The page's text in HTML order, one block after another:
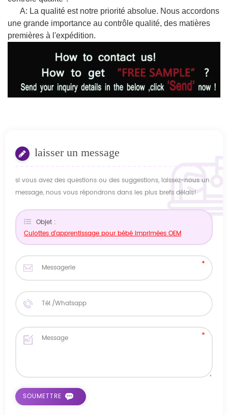
A: La qualité est notre priorité absolue. Nous accordons
une grande importance au contrôle qualité, des matières
premières à l'expédition.
laisser un message
si vous avez des questions ou des suggestions, laissez-nous un
message, nous vous répondrons dans les plus brefs délais!
Objet :
Culottes d'apprentissage pour bébé imprimées OEM